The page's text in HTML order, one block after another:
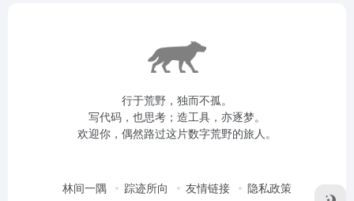
行于荒野，独而不孤。
写代码，也思考；造工具，亦逐梦。
欢迎你，偶然路过这片数字荒野的旅人。
林间一隅 踪迹所向 友情链接 隐私政策